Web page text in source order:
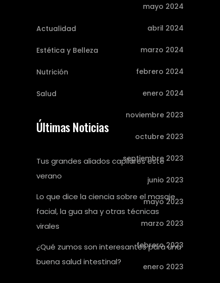
mayo 2024
abril 2024
marzo 2024
febrero 2024
enero 2024
noviembre 2023
octubre 2023
septiembre 2023
junio 2023
mayo 2023
marzo 2023
febrero 2023
enero 2023
Actualidad
Estética y Belleza
Nutrición
Salud
Últimas Noticias
Tus grandes aliados capilares este
verano
Lo que dice la ciencia sobre el masaje
facial, la gua sha y otras técnicas
virales
¿Qué zumos son interesantes para una
buena salud intestinal?